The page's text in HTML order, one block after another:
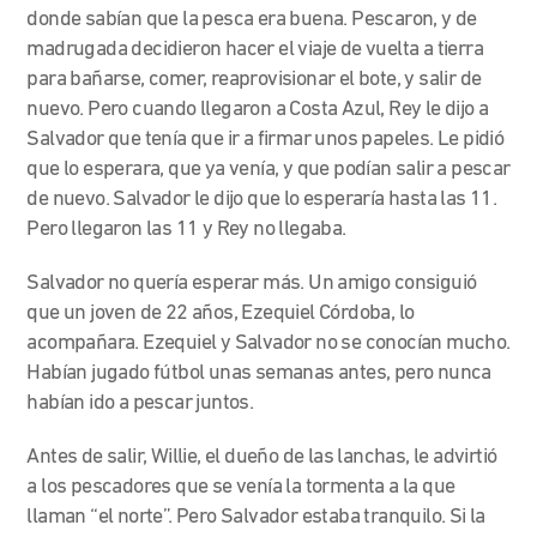
donde sabían que la pesca era buena. Pescaron, y de
madrugada decidieron hacer el viaje de vuelta a tierra
para bañarse, comer, reaprovisionar el bote, y salir de
nuevo. Pero cuando llegaron a Costa Azul, Rey le dijo a
Salvador que tenía que ir a firmar unos papeles. Le pidió
que lo esperara, que ya venía, y que podían salir a pescar
de nuevo. Salvador le dijo que lo esperaría hasta las 11.
Pero llegaron las 11 y Rey no llegaba.
Salvador no quería esperar más. Un amigo consiguió
que un joven de 22 años, Ezequiel Córdoba, lo
acompañara. Ezequiel y Salvador no se conocían mucho.
Habían jugado fútbol unas semanas antes, pero nunca
habían ido a pescar juntos.
Antes de salir, Willie, el dueño de las lanchas, le advirtió
a los pescadores que se venía la tormenta a la que
llaman “el norte”. Pero Salvador estaba tranquilo. Si la